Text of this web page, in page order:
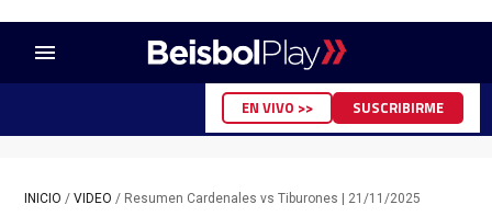
menu
EN VIVO >> SUSCRIBIRME
INICIO / VIDEO / Resumen Cardenales vs Tiburones | 21/11/2025